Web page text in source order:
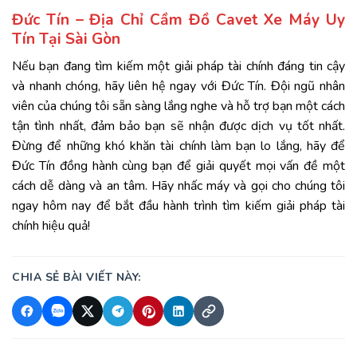
Đức Tín – Địa Chỉ Cầm Đồ Cavet Xe Máy Uy
Tín Tại Sài Gòn
Nếu bạn đang tìm kiếm một giải pháp tài chính đáng tin cậy
và nhanh chóng, hãy liên hệ ngay với Đức Tín. Đội ngũ nhân
viên của chúng tôi sẵn sàng lắng nghe và hỗ trợ bạn một cách
tận tình nhất, đảm bảo bạn sẽ nhận được dịch vụ tốt nhất.
Đừng để những khó khăn tài chính làm bạn lo lắng, hãy để
Đức Tín đồng hành cùng bạn để giải quyết mọi vấn đề một
cách dễ dàng và an tâm. Hãy nhấc máy và gọi cho chúng tôi
ngay hôm nay để bắt đầu hành trình tìm kiếm giải pháp tài
chính hiệu quả!
CHIA SẺ BÀI VIẾT NÀY: